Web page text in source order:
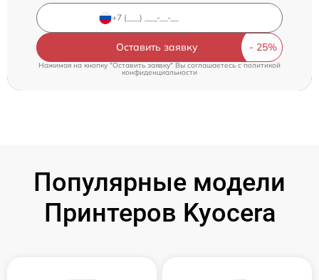
Оставить заявку
Нажимая на кнопку "Оставить заявку" Вы соглашаетесь cполитикой
конфиденциальности
Популярные модели
Принтеров Kyocera